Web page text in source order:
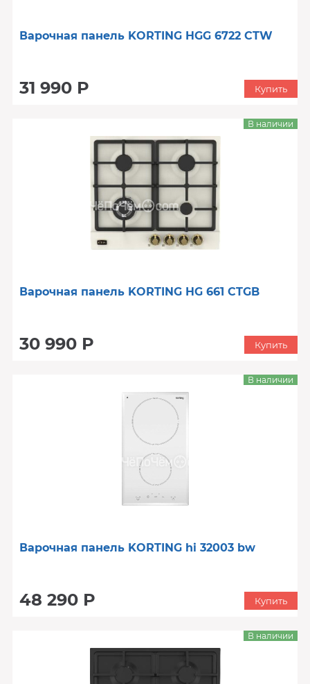
Варочная панель KORTING HGG 6722 CTW
31 990 Р Купить
Варочная панель KORTING HG 661 CTGB
30 990 Р
В наличии
Купить
Варочная панель KORTING hi 32003 bw
48 290 Р
В наличии
Купить
В наличии